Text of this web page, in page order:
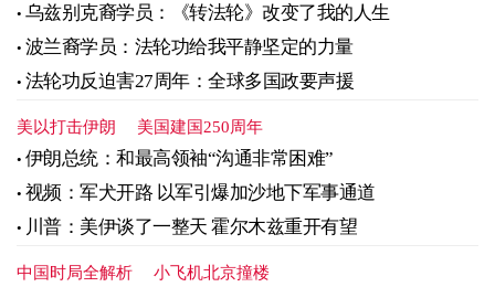
乌兹别克裔学员：《转法轮》改变了我的人生
波兰裔学员：法轮功给我平静坚定的力量
法轮功反迫害27周年：全球多国政要声援
美以打击伊朗 美国建国250周年
伊朗总统：和最高领袖“沟通非常困难”
视频：军犬开路 以军引爆加沙地下军事通道
川普：美伊谈了一整天 霍尔木兹重开有望
中国时局全解析 小飞机北京撞楼